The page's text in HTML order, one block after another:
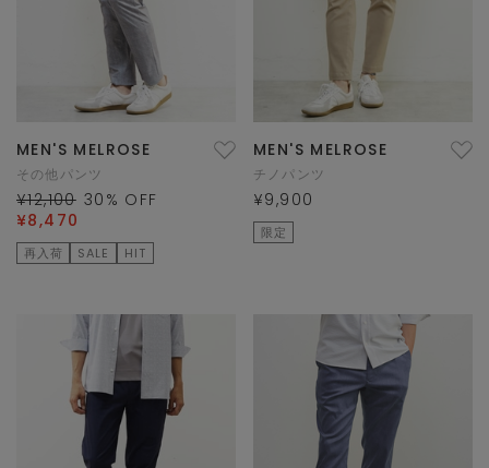
MEN'S MELROSE
その他パンツ
¥12,100 30 % OFF
¥8,470
再入荷 SALE HIT
MEN'S MELROSE
チノパンツ
¥9,900
限定